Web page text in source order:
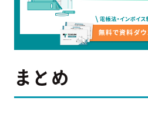
まとめ